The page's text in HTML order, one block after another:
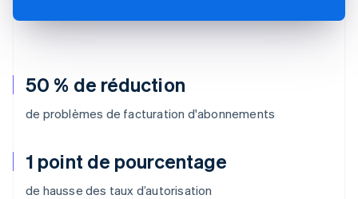
50 % de réduction
de problèmes de facturation d'abonnements
1 point de pourcentage
de hausse des taux d’autorisation